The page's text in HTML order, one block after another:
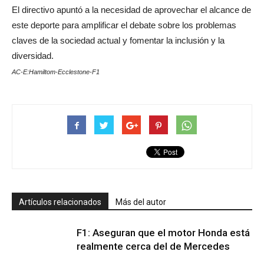
El directivo apuntó a la necesidad de aprovechar el alcance de
este deporte para amplificar el debate sobre los problemas
claves de la sociedad actual y fomentar la inclusión y la
diversidad.
AC-E:Hamiltom-Ecclestone-F1
Artículos relacionados Más del autor
F1: Aseguran que el motor Honda está
realmente cerca del de Mercedes